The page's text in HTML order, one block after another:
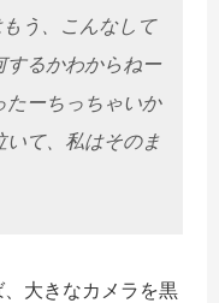
もう、こんなして
するかわからねー
たーちっちゃいか
いて、私はそのま
大きなカメラを黒